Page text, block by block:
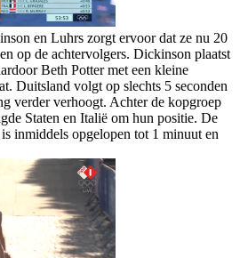
en Luhrs zorgt ervoor dat ze nu 20
op de achtervolgers. Dickinson plaatst
Beth Potter met een kleine
Duitsland volgt op slechts 5 seconden
verder verhoogt. Achter de kopgroep
Staten en Italië om hun positie. De
inmiddels opgelopen tot 1 minuut en